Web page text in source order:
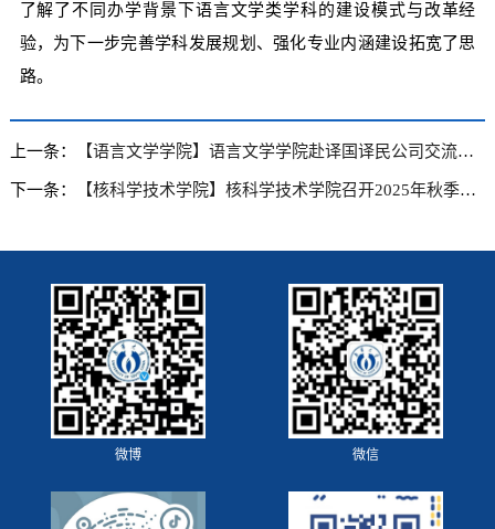
了解了不同办学背景下语言文学类学科的建设模式与改革经
验，为下一步完善学科发展规划、强化专业内涵建设拓宽了思
路。
上一条： 【语言文学学院】语言文学学院赴译国译民公司交流合作，共筑翻译人才培养新高地
下一条： 【核科学技术学院】核科学技术学院召开2025年秋季学期第一次学生干部大会
微博 微信